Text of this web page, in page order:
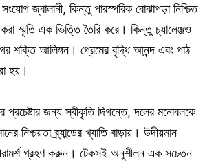
জ্বালানী, কিন্তু পারস্পরিক বোঝাপড়া নিশ্চিত
স্মৃতি এক ভিত্তি তৈরি করে। কিন্তু চ্যালেঞ্জও
শক্তি আলিঙ্গন। প্রেমের বৃদ্ধি আনন্দ এবং পাঠ
হয়।
জন্য স্বীকৃতি দিগন্তে, দলের মনোবলকে
নিশ্চয়তা ব্র্যান্ডের খ্যাতি বাড়ায়। উদীয়মান
গ্রহণ করুন। টেকসই অনুশীলন এক সচেতন